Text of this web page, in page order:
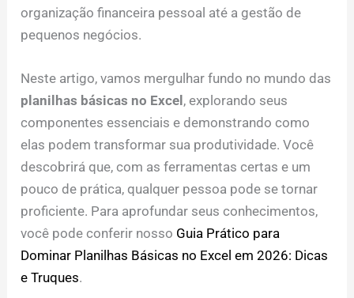
organização financeira pessoal até a gestão de
pequenos negócios.
Neste artigo, vamos mergulhar fundo no mundo das
planilhas básicas no Excel , explorando seus
componentes essenciais e demonstrando como
elas podem transformar sua produtividade. Você
descobrirá que, com as ferramentas certas e um
pouco de prática, qualquer pessoa pode se tornar
proficiente. Para aprofundar seus conhecimentos,
você pode conferir nosso Guia Prático para
Dominar Planilhas Básicas no Excel em 2026: Dicas
e Truques.